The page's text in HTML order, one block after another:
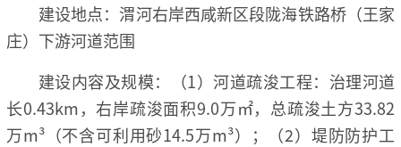
建设地点：渭河右岸西咸新区段陇海铁路桥（王家
庄）下游河道范围
建设内容及规模：（1）河道疏浚工程：治理河道
长0.43km，右岸疏浚面积9.0万㎡，总疏浚土方33.82
万m³（不含可利用砂14.5万m³）；（2）堤防防护工